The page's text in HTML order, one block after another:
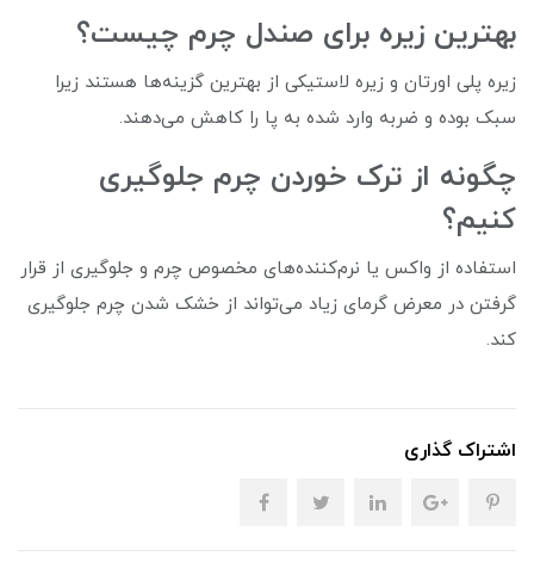
بهترین زیره برای صندل چرم چیست؟
زیره پلی اورتان و زیره لاستیکی از بهترین گزینه‌ها هستند زیرا
سبک بوده و ضربه وارد شده به پا را کاهش می‌دهند.
چگونه از ترک خوردن چرم جلوگیری
کنیم؟
استفاده از واکس یا نرم‌کننده‌های مخصوص چرم و جلوگیری از قرار
گرفتن در معرض گرمای زیاد می‌تواند از خشک شدن چرم جلوگیری
کند.
اشتراک گذاری